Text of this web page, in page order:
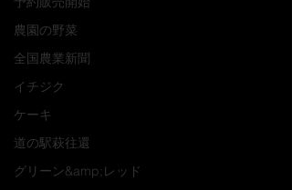
農園の野菜
全国農業新聞
イチジク
ケーキ
道の駅萩往還
グリーン&amp;レッド